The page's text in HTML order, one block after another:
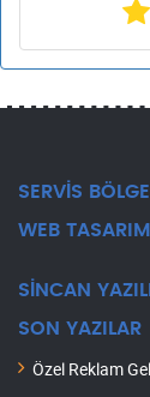
SERVİS
WEB
SİNCAN
SON YAZILAR
Özel Reklam